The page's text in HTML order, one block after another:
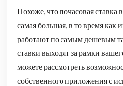
Похоже, что почасовая ставка
самая большая, в то время как
работают по самым дешевым
ставки выходят за рамки
можете рассмотреть
собственного приложения с